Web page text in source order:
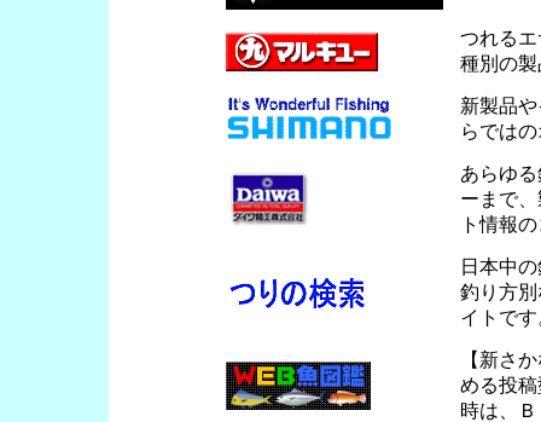
つれる
種別の
新製品
らでは
あらゆ
ーまで
ト情報
日本中
釣り方
イトで
【新さ
める投
時は、